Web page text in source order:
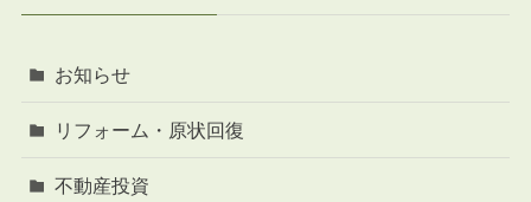
お知らせ
リフォーム・原状回復
不動産投資